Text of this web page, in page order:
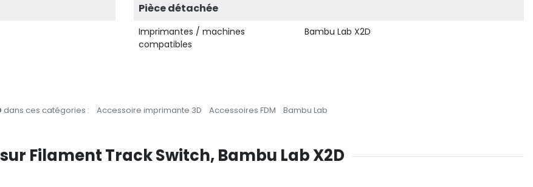
Pièce détachée
Imprimantes / machines
compatibles
Bambu Lab X2D
dans ces catégories : Accessoire imprimante 3D Accessoires FDM Bambu Lab
Filament Track Switch, Bambu Lab X2D